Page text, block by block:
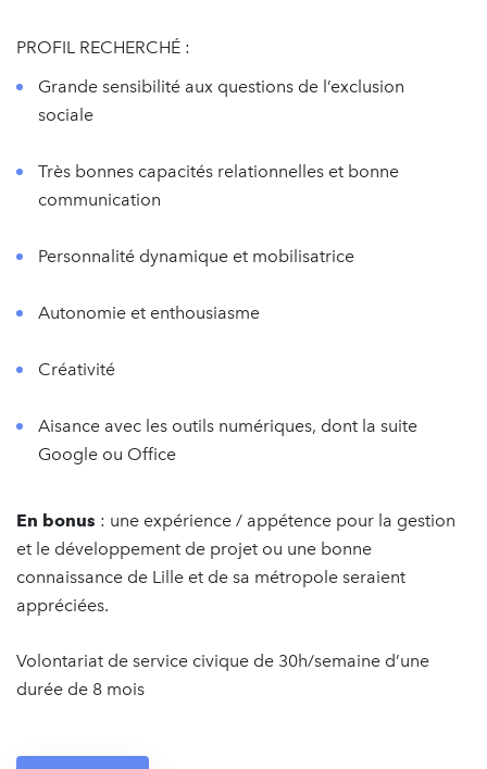
PROFIL RECHERCHÉ :
Grande sensibilité aux questions de l’exclusion
sociale
Très bonnes capacités relationnelles et bonne
communication
Personnalité dynamique et mobilisatrice
Autonomie et enthousiasme
Créativité
Aisance avec les outils numériques, dont la suite
Google ou Office
En bonus : une expérience / appétence pour la gestion
et le développement de projet ou une bonne
connaissance de Lille et de sa métropole seraient
appréciées.
Volontariat de service civique de 30h/semaine d’une
durée de 8 mois